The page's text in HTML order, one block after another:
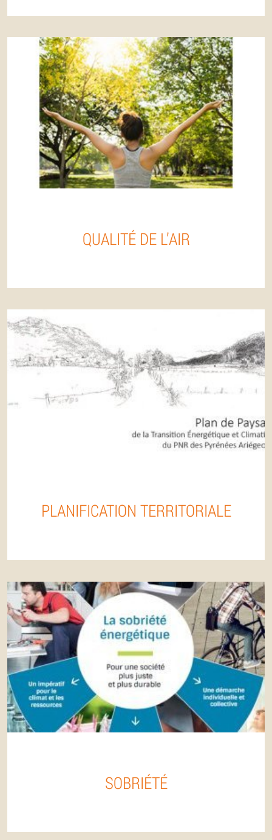
QUALITÉ DE L’AIR
PLANIFICATION TERRITORIALE
SOBRIÉTÉ